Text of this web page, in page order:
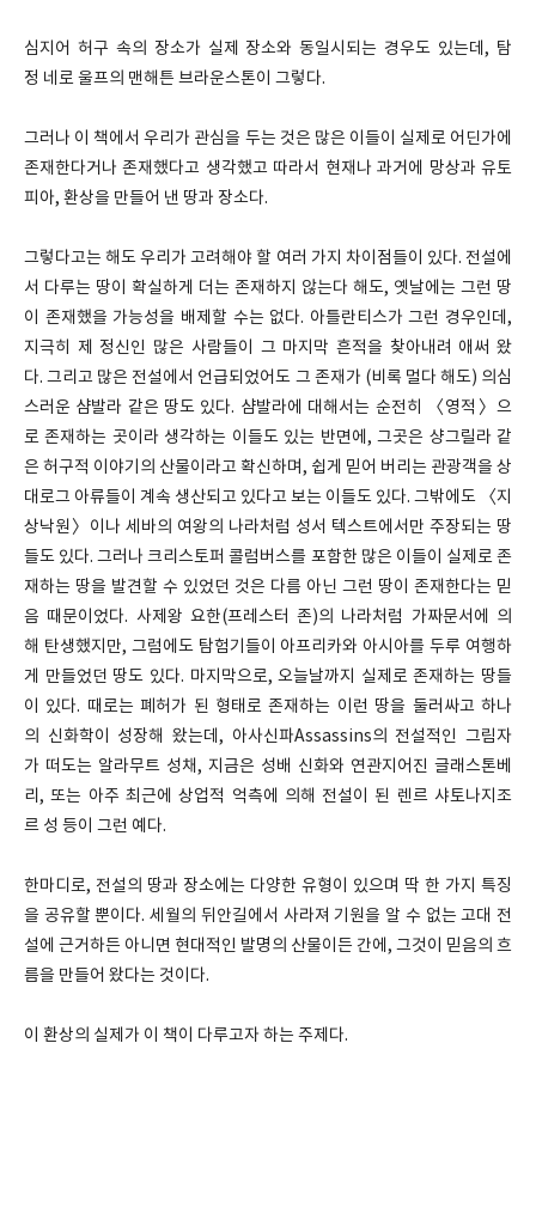
심지어 허구 속의 장소가 실제 장소와 동일시되는 경우도 있는데, 탐
정 네로 울프의 맨해튼 브라운스톤이 그렇다.
그러나 이 책에서 우리가 관심을 두는 것은 많은 이들이 실제로 어딘가에
존재한다거나 존재했다고 생각했고 따라서 현재나 과거에 망상과 유토
피아, 환상을 만들어 낸 땅과 장소다.
그렇다고는 해도 우리가 고려해야 할 여러 가지 차이점들이 있다. 전설에
서 다루는 땅이 확실하게 더는 존재하지 않는다 해도, 옛날에는 그런 땅
이 존재했을 가능성을 배제할 수는 없다. 아틀란티스가 그런 경우인데,
지극히 제 정신인 많은 사람들이 그 마지막 흔적을 찾아내려 애써 왔
다. 그리고 많은 전설에서 언급되었어도 그 존재가 (비록 멀다 해도) 의심
스러운 샴발라 같은 땅도 있다. 샴발라에 대해서는 순전히 〈영적〉으
로 존재하는 곳이라 생각하는 이들도 있는 반면에, 그곳은 샹그릴라 같
은 허구적 이야기의 산물이라고 확신하며, 쉽게 믿어 버리는 관광객을 상
대로그 아류들이 계속 생산되고 있다고 보는 이들도 있다. 그밖에도 〈지
상낙원〉이나 세바의 여왕의 나라처럼 성서 텍스트에서만 주장되는 땅
들도 있다. 그러나 크리스토퍼 콜럼버스를 포함한 많은 이들이 실제로 존
재하는 땅을 발견할 수 있었던 것은 다름 아닌 그런 땅이 존재한다는 믿
음 때문이었다. 사제왕 요한(프레스터 존)의 나라처럼 가짜문서에 의
해 탄생했지만, 그럼에도 탐험기들이 아프리카와 아시아를 두루 여행하
게 만들었던 땅도 있다. 마지막으로, 오늘날까지 실제로 존재하는 땅들
이 있다. 때로는 폐허가 된 형태로 존재하는 이런 땅을 둘러싸고 하나
의 신화학이 성장해 왔는데, 아사신파Assassins의 전설적인 그림자
가 떠도는 알라무트 성채, 지금은 성배 신화와 연관지어진 글래스톤베
리, 또는 아주 최근에 상업적 억측에 의해 전설이 된 렌르 샤토나지조
르 성 등이 그런 예다.
한마디로, 전설의 땅과 장소에는 다양한 유형이 있으며 딱 한 가지 특징
을 공유할 뿐이다. 세월의 뒤안길에서 사라져 기원을 알 수 없는 고대 전
설에 근거하든 아니면 현대적인 발명의 산물이든 간에, 그것이 믿음의 흐
름을 만들어 왔다는 것이다.
이 환상의 실제가 이 책이 다루고자 하는 주제다.